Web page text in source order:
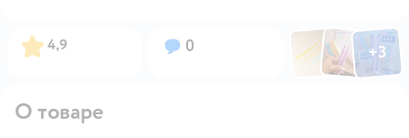
Рейтинг:
4,9 Вопросов:
0 ФотоФотоФото
+3
Открыть
О товаре